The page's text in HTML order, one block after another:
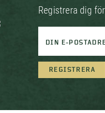
Registrera dig
DIN E-
REGISTRERA